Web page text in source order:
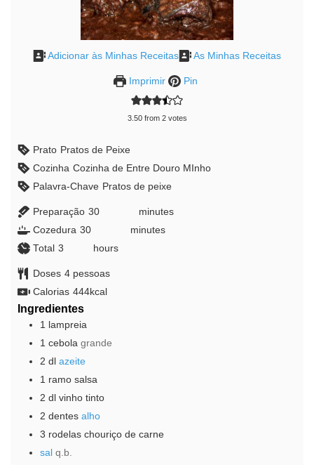
Adicionar às Minhas Receitas As Minhas Receitas
Imprimir Pin
3.50from 2votes
Prato Pratos de Peixe
Cozinha Cozinha de Entre Douro MInho
Palavra-Chave Pratos de peixe
Preparação 30minutes
minutes
Cozedura 30minutes
minutes
Total 3hours hours
Doses 4 pessoas
Calorias 444kcal
Ingredientes
1 lampreia
1 cebola grande
2 dl azeite
1 ramo salsa
2 dl vinho tinto
2 dentes alho
3 rodelas chouriço de carne
sal q.b.